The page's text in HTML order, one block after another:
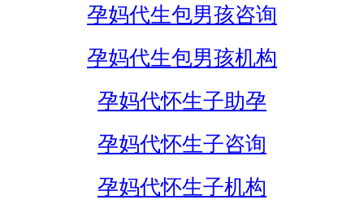
孕妈代生包男孩咨询
孕妈代生包男孩机构
孕妈代怀生子助孕
孕妈代怀生子咨询
孕妈代怀生子机构